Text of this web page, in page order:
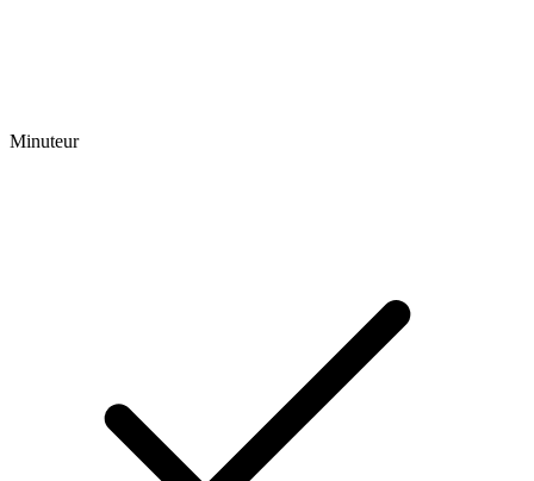
Minuteur